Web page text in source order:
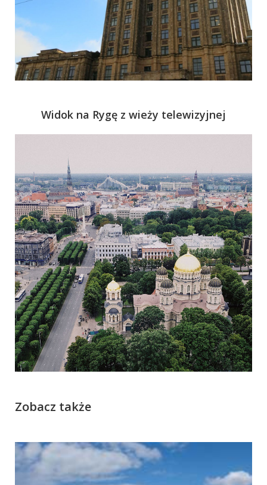
Widok na Rygę z wieży telewizyjnej
Zobacz także